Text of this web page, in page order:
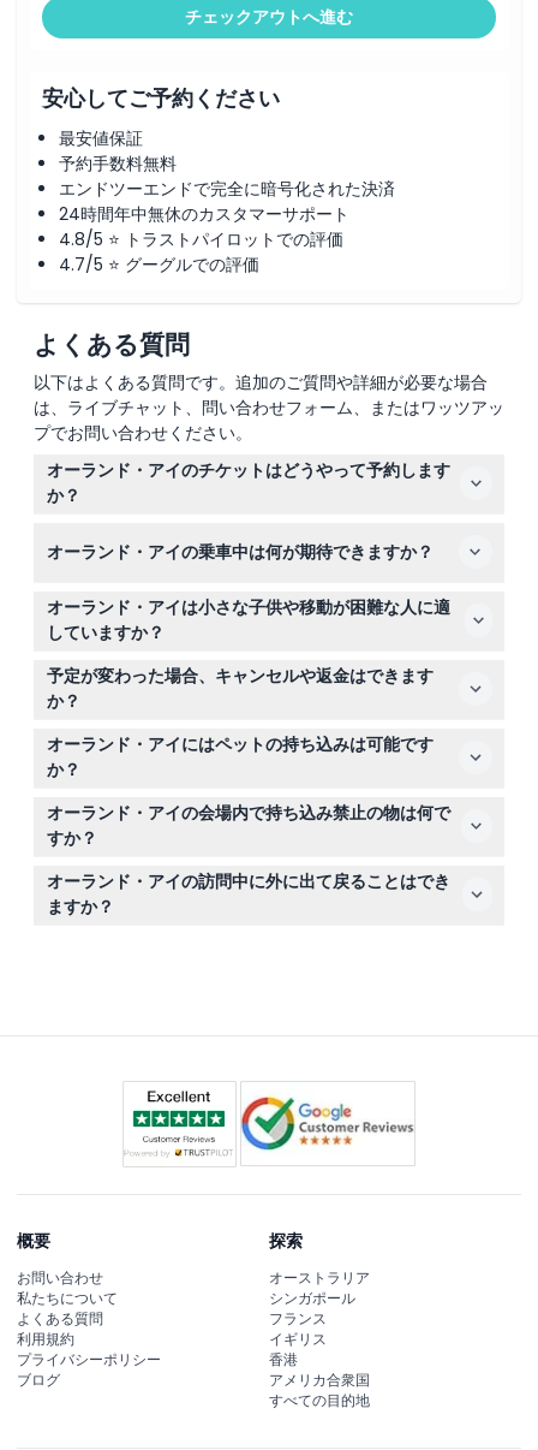
チェックアウトへ進む
安心してご予約ください
最安値保証
予約手数料無料
エンドツーエンドで完全に暗号化された決済
24時間年中無休のカスタマーサポート
4.8/5 ⭐ トラストパイロットでの評価
4.7/5 ⭐ グーグルでの評価
よくある質問
以下はよくある質問です。追加のご質問や詳細が必要な場合
は、ライブチャット、問い合わせフォーム、またはワッツアッ
プでお問い合わせください。
オーランド・アイのチケットはどうやって予約します
か？
望の日付とチケットの種類を選択し、予約手続きを完了し
オーランド・アイの乗車中は何が期待できますか？
乗車時間は約20分で、360度のパノラマビューを楽しめ
る完全密閉型の空調カプセル内で、オーランドのダウンタ
ウンや近隣のテーマパークを一望できます。滑らかでリラ
ックスできる体験で、観光や写真撮影に最適です。
オーランド・アイは小さな子供や移動が困難な人に適
していますか？
0〜1歳の子供は無料ですが、有料の大人の同伴が必要で
す。14歳未満の子供は14歳以上の同伴者が必要です。ベビ
ーカーの持ち込みが可能でバリアフリー対応ですが、予約
時に特別なニーズがあれば必ず確認してください。
予定が変わった場合、キャンセルや返金はできます
か？
オーランド・アイのチケットは厳格に返金不可でキャンセ
ルできません。予約時には選んだ日付と時間に参加可能か
を必ずご確認ください。
オーランド・アイにはペットの持ち込みは可能です
か？
サービス動物で有効な身分証明書を持つ場合を除き、ペッ
トの持ち込みは禁止されています。
オーランド・アイの会場内で持ち込み禁止の物は何で
すか？
ボトル、花火、レーザーなど、他のゲストの迷惑になる恐
れがある危険物の持ち込みは禁止されており、全員の安全
と快適のためにご協力ください。
オーランド・アイの訪問中に外に出て戻ることはでき
ますか？
概要
お問い合わせ
私たちについて
よくある質問
利用規約
プライバシーポリシー
ブログ
探索
オーストラリア
シンガポール
フランス
イギリス
香港
アメリカ合衆国
すべての目的地